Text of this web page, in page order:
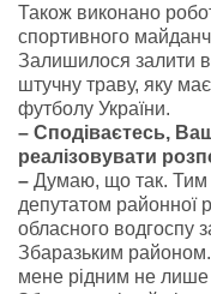
Також виконано
спортивного
Залишилося залити
штучну траву, яку
футболу України.
– Сподіваєтесь,
реалізовувати
– Думаю, що так.
депутатом районної
обласного водгоспу
Збаразьким
мене рідним не